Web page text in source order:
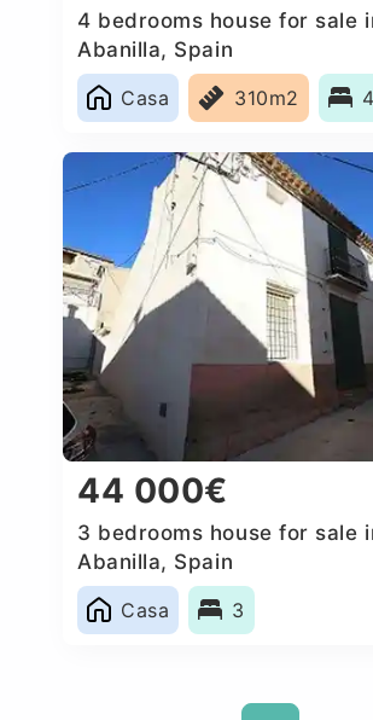
4 bedrooms house for sale
Abanilla, Spain
Casa
310m2 4
44 000€
3 bedrooms house for sale
Abanilla, Spain
Casa
3